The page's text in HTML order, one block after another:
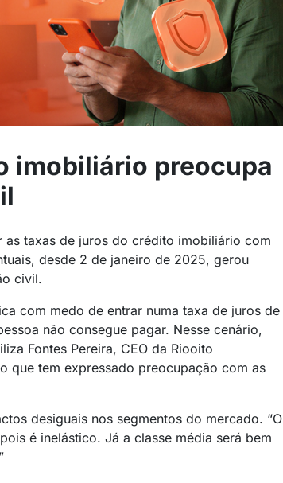
imobiliário preocupa
as taxas de juros do crédito imobiliário com
desde 2 de janeiro de 2025, gerou
civil.
com medo de entrar numa taxa de juros de
não consegue pagar. Nesse cenário,
Fontes Pereira, CEO da Riooito
que tem expressado preocupação com as
desiguais nos segmentos do mercado. “O
é inelástico. Já a classe média será bem